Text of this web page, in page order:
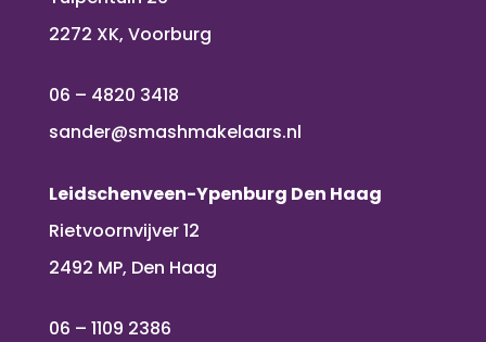
2272 XK, Voorburg
06 – 4820 3418
sander@smashmakelaars.nl
Leidschenveen-Ypenburg Den Haag
Rietvoornvijver 12
2492 MP, Den Haag
06 – 1109 2386